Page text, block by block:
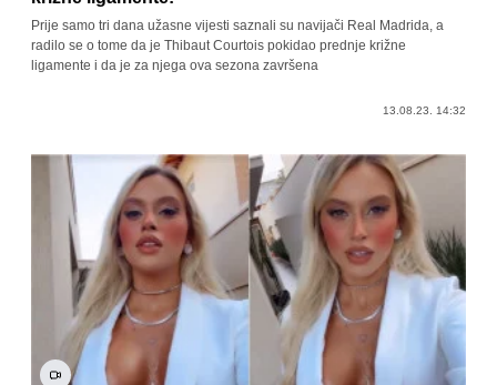
Prije samo tri dana užasne vijesti saznali su navijači Real Madrida, a
radilo se o tome da je Thibaut Courtois pokidao prednje križne
ligamente i da je za njega ova sezona završena
13.08.23. 14:32